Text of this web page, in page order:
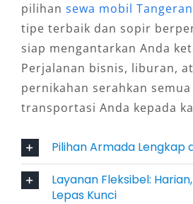
3. Pilihan Armada
Terawat
Penyedia layanan profesional
Wisata selalu menghadirkan
diservis dan dijaga
memberikan rasa aman dan
penumpang selama
pilihan sewa mobil
tipe terbaik dan sopir
siap mengantarkan Anda
Perjalanan bisnis, liburan,
pernikahan serahkan
transportasi Anda kepada
Pilihan Armada Lengkap
Layanan Fleksibel:
Lepas Kunci